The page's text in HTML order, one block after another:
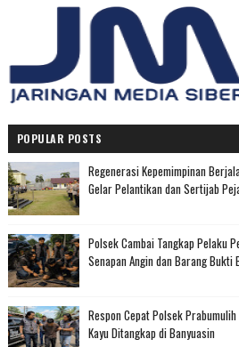
POPULAR POSTS
Regenerasi Kepemimpinan
Gelar Pelantikan dan Sertijab
Polsek Cambai Tangkap Pelaku
Senapan Angin dan Barang Bukti
Respon Cepat Polsek
Kayu Ditangkap di Banyuasin